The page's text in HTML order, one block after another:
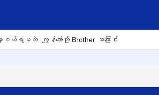
ာဝယ်ရမလဲ ကျွန်တော်တို့ Brother အကြောင်း